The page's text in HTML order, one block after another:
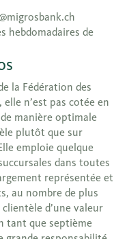
hebdomadaires de
la Fédération des
n’est pas cotée en
manière optimale
plutôt que sur
emploie quelque
dans toutes
représentée et
au nombre de plus
d’une valeur
tant que septième